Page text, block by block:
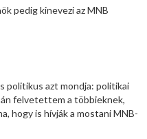
pedig kinevezi az MNB
politikus azt mondja: politikai
felvetettem a többieknek,
hogy is hívják a mostani MNB-